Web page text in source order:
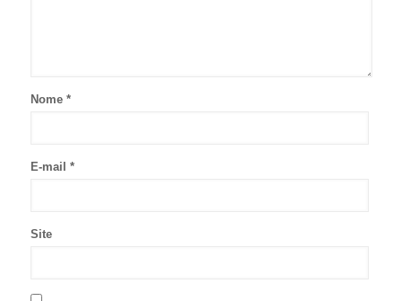
Nome *
E-mail *
Site